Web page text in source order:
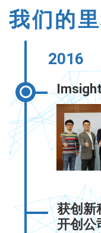
我们的
2016
获创新
开创公